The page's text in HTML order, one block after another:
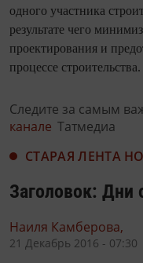
одного участника
результате чего
проектирования и
процессе строительства.
Следите за самым
канале Татмедиа
СТАРАЯ ЛЕНТА
Заголовок: Дни
Наиля Камберова,
21 Декабрь 2016 - 07:30